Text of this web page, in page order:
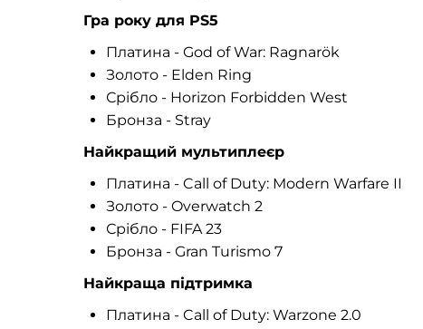
Гра року для PS5
Платина - God of War: Ragnarök
Золото - Elden Ring
Срібло - Horizon Forbidden West
Бронза - Stray
Найкращий мультиплеєр
Платина - Call of Duty: Modern Warfare II
Золото - Overwatch 2
Срібло - FIFA 23
Бронза - Gran Turismo 7
Найкраща підтримка
Платина - Call of Duty: Warzone 2.0